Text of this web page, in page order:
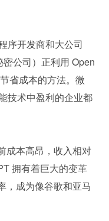
序开发商和大公司
密公司）正利用 Open
省成本的方法。微
技术中盈利的企业都
成本高昂，收入相对
拥有着巨大的变革
，成为像谷歌和亚马